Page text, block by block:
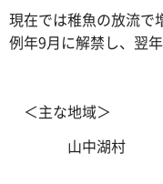
現在では稚魚の放流で
例年9月に解禁し、翌
＜主な地域＞
山中湖村